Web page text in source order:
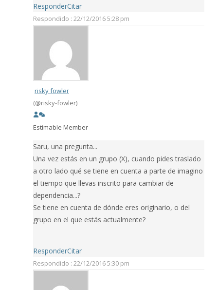
ResponderCitar
Respondido : 22/12/2016 5:28 pm
risky fowler
(@risky-fowler)
Estimable Member
Saru, una pregunta...
Una vez estás en un grupo (X), cuando pides traslado
a otro lado qué se tiene en cuenta a parte de imagino
el tiempo que llevas inscrito para cambiar de
dependencia...?
Se tiene en cuenta de dónde eres originario, o del
grupo en el que estás actualmente?
ResponderCitar
Respondido : 22/12/2016 5:30 pm